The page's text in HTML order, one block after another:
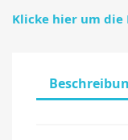
Klicke hier um die